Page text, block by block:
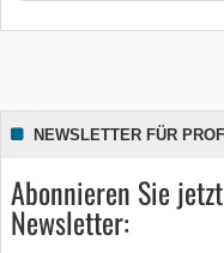
NEWSLETTER FÜR
Abonnieren Sie
Newsletter: